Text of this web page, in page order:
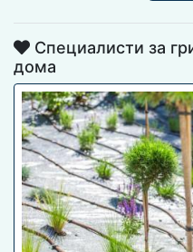
Специалисти за
дома